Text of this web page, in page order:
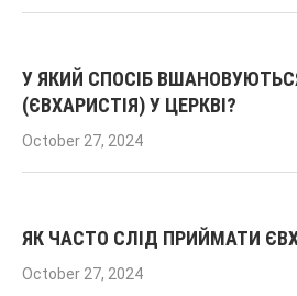
У ЯКИЙ СПОСІБ
(ЄВХАРИСТІЯ) У ЦЕРКВІ?
October 27, 2024
ЯК ЧАСТО СЛІД ПРИЙМАТИ
October 27, 2024